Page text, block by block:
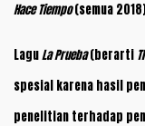
Hace Tiempo(semua
LaguLa Prueba(berarti
spesial karena hasil
penelitian terhadap